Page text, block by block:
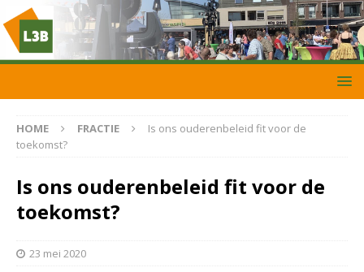
HOME FRACTIE
Is ons ouderenbeleid fit voor de
toekomst?
Is ons ouderenbeleid fit voor de
toekomst?
23 mei 2020